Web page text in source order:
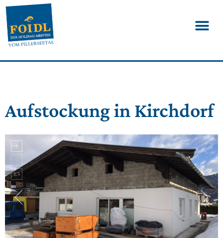
Aufstockung in Kirchdorf